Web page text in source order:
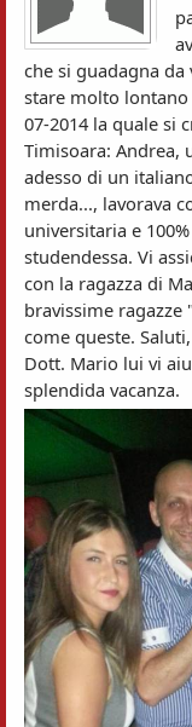
che si guadagna
stare molto lontano
07-2014 la quale si
Timisoara: Andrea,
adesso di un
merda..., lavorava
universitaria e
studendessa. Vi
con la ragazza di
bravissime ragazze
come queste.
Dott. Mario lui vi
splendida vacanza.